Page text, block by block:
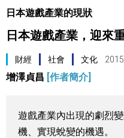
日本指南
臺灣香港
日本遊戲產業的現狀
日本遊戲產業，迎來
財經 社會 文化
增澤貞昌 [作者簡介]
遊戲產業內出現的劇烈
機、實現蛻變的機遇。